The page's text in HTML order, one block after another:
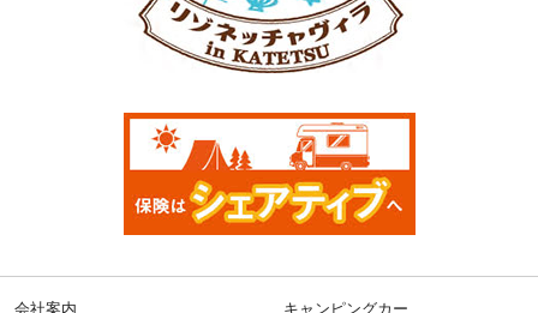
会社案内 キャンピングカー